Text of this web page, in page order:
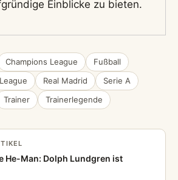
Einblicke zu bieten.
Champions League
Fußball
Real Madrid
Serie A
Trainer Trainerlegende
He-Man: Dolph Lundgren ist